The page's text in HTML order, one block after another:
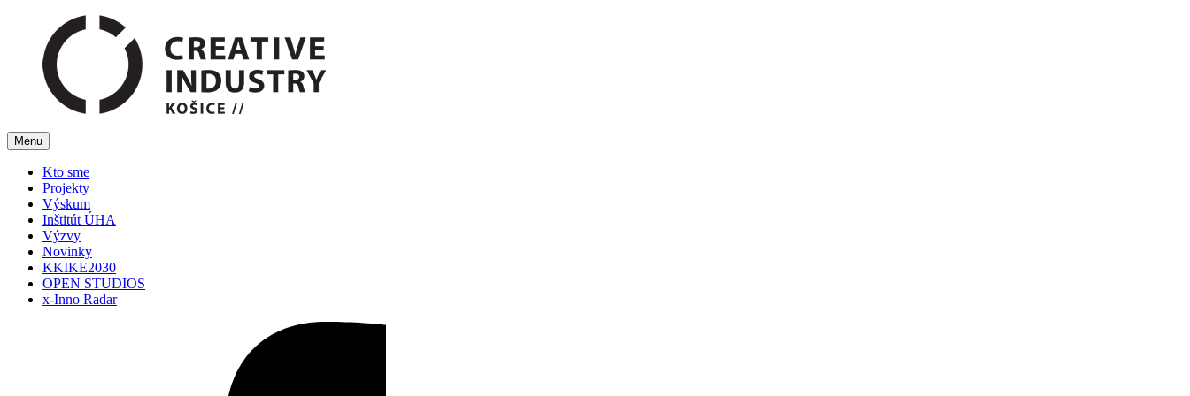
Menu
Kto sme
Projekty
Výskum
Inštitút ÚHA
Výzvy
Novinky
KKIKE2030
OPEN STUDIOS
x-Inno Radar